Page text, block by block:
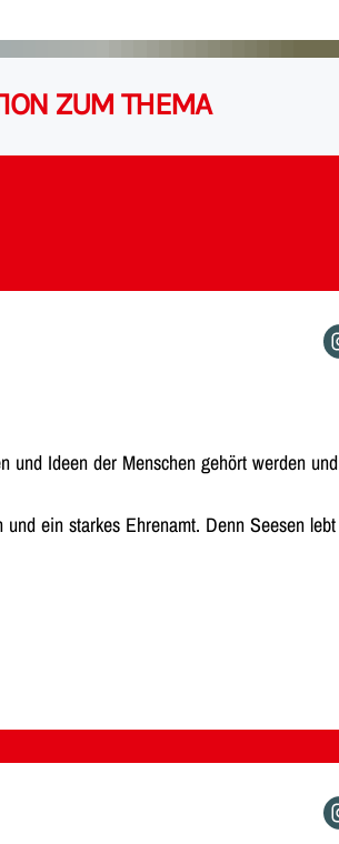
ZUM THEMA
Ideen der Menschen gehört werden und
ein starkes Ehrenamt. Denn Seesen lebt